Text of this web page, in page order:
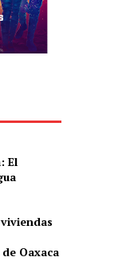
El
Oaxaca